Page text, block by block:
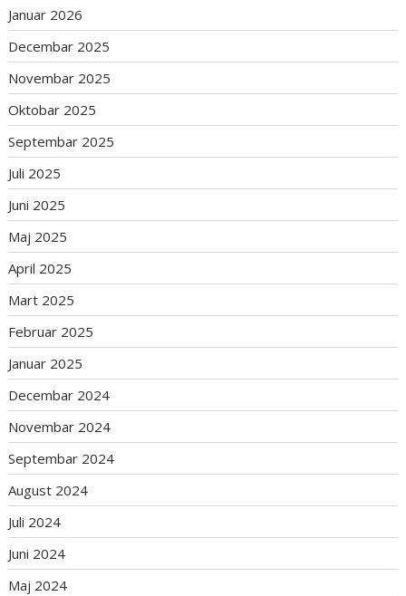
Januar 2026
Decembar 2025
Novembar 2025
Oktobar 2025
Septembar 2025
Juli 2025
Juni 2025
Maj 2025
April 2025
Mart 2025
Februar 2025
Januar 2025
Decembar 2024
Novembar 2024
Septembar 2024
August 2024
Juli 2024
Juni 2024
Maj 2024